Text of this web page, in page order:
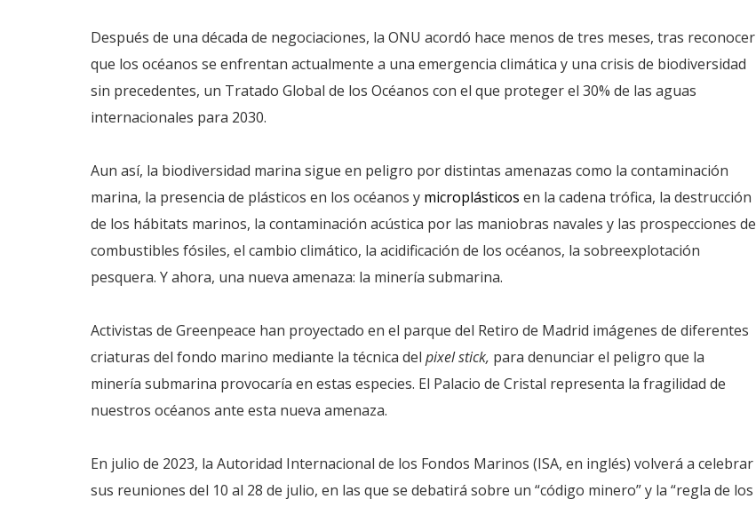
Después de una década de negociaciones, la ONU acordó hace menos de tres meses, tras reconocer
que los océanos se enfrentan actualmente a una emergencia climática y una crisis de biodiversidad
sin precedentes, un Tratado Global de los Océanos con el que proteger el 30% de las aguas
internacionales para 2030.
Aun así, la biodiversidad marina sigue en peligro por distintas amenazas como la contaminación
marina, la presencia de plásticos en los océanos y microplásticos en la cadena trófica, la destrucción
de los hábitats marinos, la contaminación acústica por las maniobras navales y las prospecciones de
combustibles fósiles, el cambio climático, la acidificación de los océanos, la sobreexplotación
pesquera. Y ahora, una nueva amenaza: la minería submarina.
Activistas de Greenpeace han proyectado en el parque del Retiro de Madrid imágenes de diferentes
criaturas del fondo marino mediante la técnica del pixel stick, para denunciar el peligro que la
minería submarina provocaría en estas especies. El Palacio de Cristal representa la fragilidad de
nuestros océanos ante esta nueva amenaza.
En julio de 2023, la Autoridad Internacional de los Fondos Marinos (ISA, en inglés) volverá a celebrar
sus reuniones del 10 al 28 de julio, en las que se debatirá sobre un “código minero” y la “regla de los